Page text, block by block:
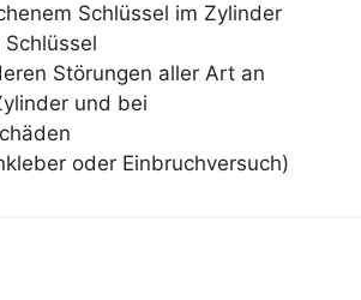
Schlüssel im Zylinder
Störungen aller Art an
und bei
oder Einbruchversuch)